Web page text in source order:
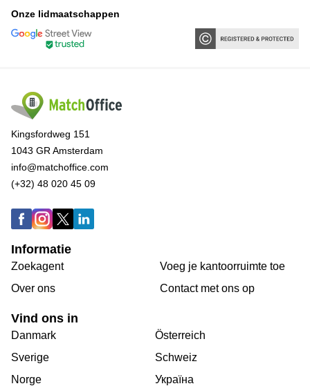
Onze lidmaatschappen
Kingsfordweg 151
1043 GR Amsterdam
info@matchoffice.com
(+32) 48 020 45 09
Informatie
Zoekagent
Over ons
Voeg je kantoorruimte toe
Сontact met ons op
Vind ons in
Danmark
Sverige
Norge
Österreich
Schweiz
Україна